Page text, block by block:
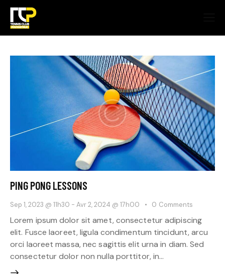
PING PONG LESSONS
Sep 1, 2023 @ 11h30 - Avr 2, 2024 @ 17h00 0 Comments
Lorem ipsum dolor sit amet, consectetur adipiscing
elit. Fusce laoreet, ligula condimentum tincidunt, arcu
orci laoreet massa, nec sagittis elit urna in diam. Sed
consectetur dolor non nulla porttitor, in…